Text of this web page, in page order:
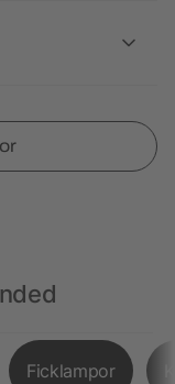
Ficklampor